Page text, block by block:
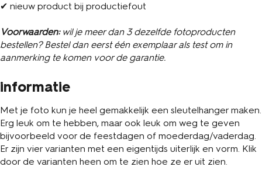
✔ nieuw product bij productiefout
Voorwaarden: wil je meer dan 3 dezelfde fotoproducten
bestellen? Bestel dan eerst één exemplaar als test om in
aanmerking te komen voor de garantie.
informatie
Met je foto kun je heel gemakkelijk een sleutelhanger maken.
Erg leuk om te hebben, maar ook leuk om weg te geven
bijvoorbeeld voor de feestdagen of moederdag/vaderdag.
Er zijn vier varianten met een eigentijds uiterlijk en vorm. Klik
door de varianten heen om te zien hoe ze er uit zien.